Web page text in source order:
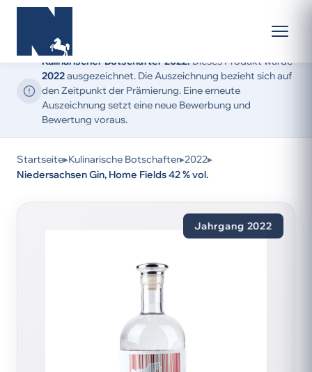
Kulinarischer Botschafter 2022:Dieses Produkt wurde
2022ausgezeichnet. Die Auszeichnung bezieht sich auf
den Zeitpunkt der Prämierung. Eine erneute
Auszeichnung setzt eine neue Bewerbung und
Bewertung voraus.
Startseite▸Kulinarische Botschafter▸2022▸
Niedersachsen Gin, Home Fields 42 % vol.
Jahrgang 2022